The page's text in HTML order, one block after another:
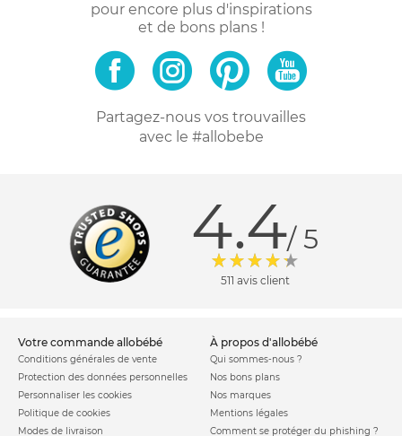
pour encore plus d'inspirations
et de bons plans !
Partagez-nous vos trouvailles
avec le #allobebe
4.4/ 5
511 avis client
votre commande allobébé
Conditions générales de vente
Protection des données personnelles
Personnaliser les cookies
Politique de cookies
Modes de livraison
à propos d'allobébé
Qui sommes-nous ?
Nos bons plans
Nos marques
Mentions légales
Comment se protéger du phishing ?